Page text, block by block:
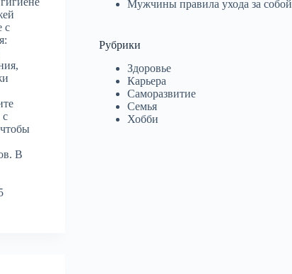
с
В
Мужчины правила ухода за собой
Рубрики
Здоровье
Карьера
Саморазвитие
Семья
Хобби